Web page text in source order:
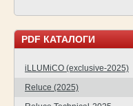
PDF КАТАЛОГИ
iLLUMiCO (exclusive-2025)
Reluce (2025)